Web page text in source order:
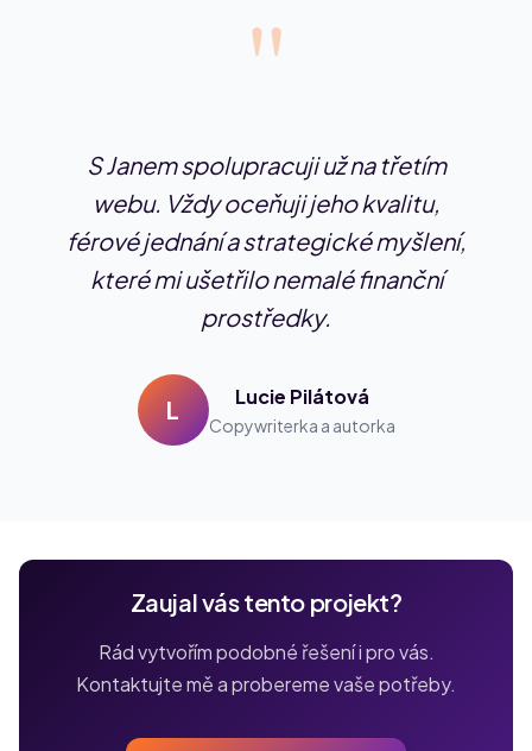
"
S Janem spolupracuji už na třetím
webu. Vždy oceňuji jeho kvalitu,
férové jednání a strategické myšlení,
které mi ušetřilo nemalé finanční
prostředky.
L Lucie Pilátová
Copywriterka a autorka
Zaujal vás tento projekt?
Rád vytvořím podobné řešení i pro vás.
Kontaktujte mě a probereme vaše potřeby.